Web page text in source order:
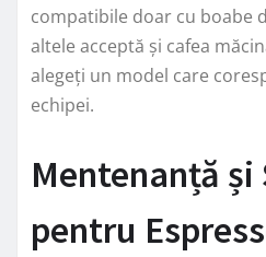
compatibile doar cu boabe
altele acceptă și cafea
alegeți un model care
echipei.
Mentenanță și
pentru